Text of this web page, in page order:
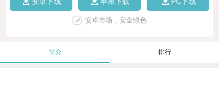
安卓市场，安全绿色
简介 排行